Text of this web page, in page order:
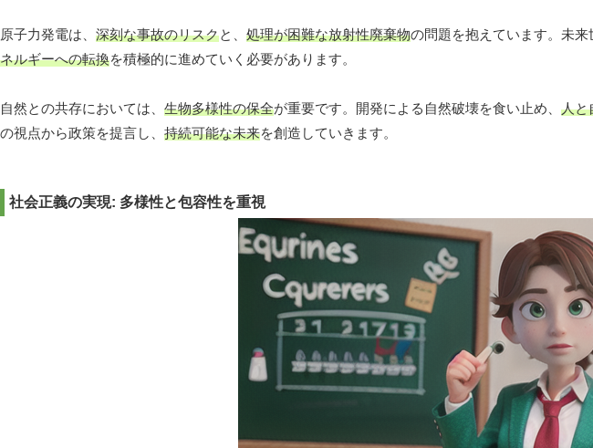
原子力発電は、 深刻な事故のリスクと、 処理が困難な放射性廃棄物の問題を抱えています。未来
ネルギーへの転換を積極的に進めていく必要があります。
自然との共存においては、 生物多様性の保全が重要です。開発による自然破壊を食い止め、 人と
の視点から政策を提言し、 持続可能な未来を創造していきます。
社会正義の実現: 多様性と包容性を重視